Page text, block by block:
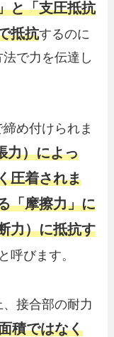
と「支圧抵抗
抵抗するのに
で力を伝達し
め付けられま
力）によっ
圧着されま
「摩擦力」に
力）に抵抗す
呼びます。
接合部の耐力
積ではなく